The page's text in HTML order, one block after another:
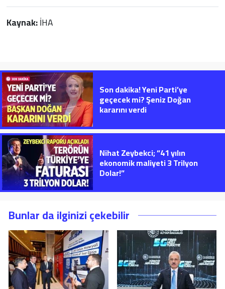
Kaynak:İHA
Son dakika! Yeni Parti’ye
geçecek mi? Şeniz Doğan
kararını verdi
Nihat Zeybekci; “41 yılın
ekonomik maliyeti 3 Trilyon
Dolar!”
Bunlar da ilginizi çekebilir